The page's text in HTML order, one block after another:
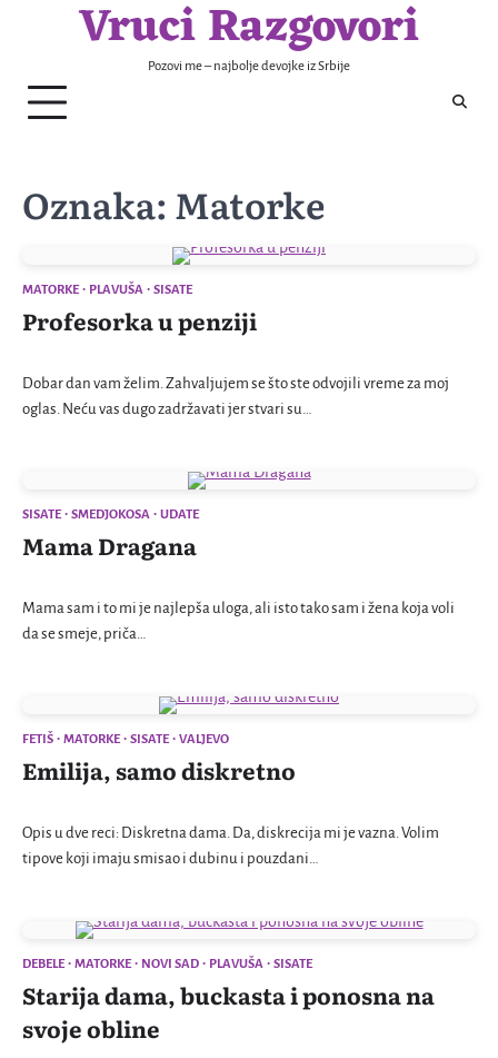
Vruci Razgovori
Pozovi me – najbolje devojke iz Srbije
Oznaka: Matorke
MATORKE PLAVUŠA SISATE
Profesorka u penziji
Dobar dan vam želim. Zahvaljujem se što ste odvojili vreme za moj
oglas. Neću vas dugo zadržavati jer stvari su…
SISATE SMEDJOKOSA UDATE
Mama Dragana
Mama sam i to mi je najlepša uloga, ali isto tako sam i žena koja voli
da se smeje, priča…
FETIŠ MATORKE SISATE VALJEVO
Emilija, samo diskretno
Opis u dve reci: Diskretna dama. Da, diskrecija mi je vazna. Volim
tipove koji imaju smisao i dubinu i pouzdani…
DEBELE MATORKE NOVI SAD PLAVUŠA SISATE
Starija dama, buckasta i ponosna na
svoje obline